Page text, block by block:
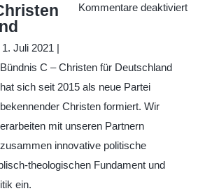
Kommentare deaktiviertfür
1. Juli 2021 |
Bündnis C – Christen für Deutschland
hat sich seit 2015 als neue Partei
bekennender Christen formiert. Wir
erarbeiten mit unseren Partnern
zusammen innovative politische
theologischen Fundament und
ein.